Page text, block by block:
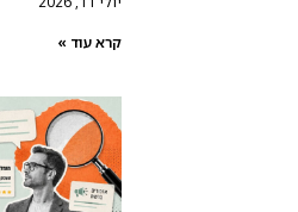
קרא עוד »